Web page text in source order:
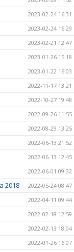
2023-02-24 16:31
2023-02-24 16:29
2023-02-21 12:47
2023-01-26 15:18
2023-01-22 16:03
2022-11-17 13:21
2022-10-27 19:48
2022-09-26 11:55
2022-08-29 13:25
2022-06-13 21:52
2022-06-13 12:45
2022-06-01 09:32
2018 2022-05-24 08:47
2022-04-11 09:44
2022-02-18 12:59
2022-02-13 18:04
2022-01-26 16:07